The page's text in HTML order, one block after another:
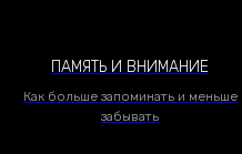
ПАМЯТЬ И ВНИМАНИЕ
Как больше запоминать и меньше
забывать